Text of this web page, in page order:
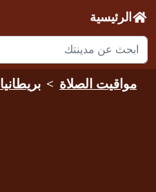
الرئيسية
مواقيت الصلاة بريطانيا